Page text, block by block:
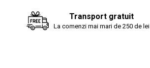
Transport gratuit
La comenzi mai mari de 250 de lei